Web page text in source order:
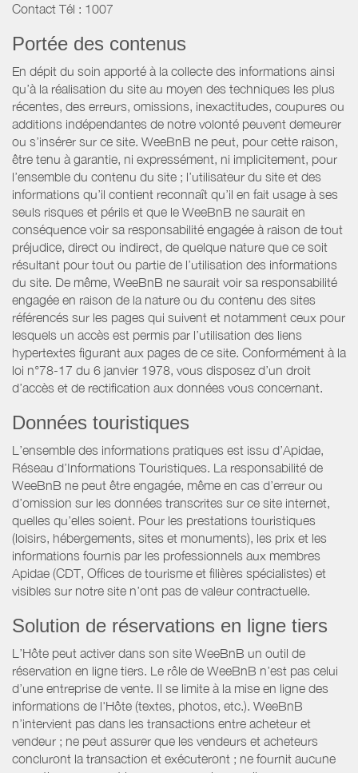
Contact Tél : 1007
Portée des contenus
En dépit du soin apporté à la collecte des informations ainsi
qu’à la réalisation du site au moyen des techniques les plus
récentes, des erreurs, omissions, inexactitudes, coupures ou
additions indépendantes de notre volonté peuvent demeurer
ou s’insérer sur ce site. WeeBnB ne peut, pour cette raison,
être tenu à garantie, ni expressément, ni implicitement, pour
l’ensemble du contenu du site ; l’utilisateur du site et des
informations qu’il contient reconnaît qu’il en fait usage à ses
seuls risques et périls et que le WeeBnB ne saurait en
conséquence voir sa responsabilité engagée à raison de tout
préjudice, direct ou indirect, de quelque nature que ce soit
résultant pour tout ou partie de l’utilisation des informations
du site. De même, WeeBnB ne saurait voir sa responsabilité
engagée en raison de la nature ou du contenu des sites
référencés sur les pages qui suivent et notamment ceux pour
lesquels un accès est permis par l’utilisation des liens
hypertextes figurant aux pages de ce site. Conformément à la
loi n°78-17 du 6 janvier 1978, vous disposez d’un droit
d’accès et de rectification aux données vous concernant.
Données touristiques
L’ensemble des informations pratiques est issu d’Apidae,
Réseau d’Informations Touristiques. La responsabilité de
WeeBnB ne peut être engagée, même en cas d’erreur ou
d’omission sur les données transcrites sur ce site internet,
quelles qu’elles soient. Pour les prestations touristiques
(loisirs, hébergements, sites et monuments), les prix et les
informations fournis par les professionnels aux membres
Apidae (CDT, Offices de tourisme et filières spécialistes) et
visibles sur notre site n’ont pas de valeur contractuelle.
Solution de réservations en ligne tiers
L’Hôte peut activer dans son site WeeBnB un outil de
réservation en ligne tiers. Le rôle de WeeBnB n’est pas celui
d’une entreprise de vente. Il se limite à la mise en ligne des
informations de l'Hôte (textes, photos, etc.). WeeBnB
n’intervient pas dans les transactions entre acheteur et
vendeur ; ne peut assurer que les vendeurs et acheteurs
concluront la transaction et exécuteront ; ne fournit aucune